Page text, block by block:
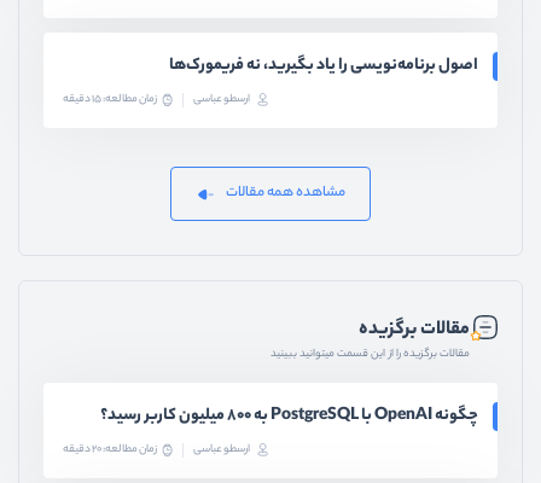
اصول برنامه‌نویسی را یاد بگیرید، نه فریمورک‌ها
ارسطو عباسی زمان مطالعه: 15 دقیقه
مشاهده همه مقالات
مقالات برگزیده
مقالات برگزیده را از این قسمت میتوانید ببینید
چگونه OpenAI با PostgreSQL به ۸۰۰ میلیون کاربر رسید؟
ارسطو عباسی زمان مطالعه: 20 دقیقه